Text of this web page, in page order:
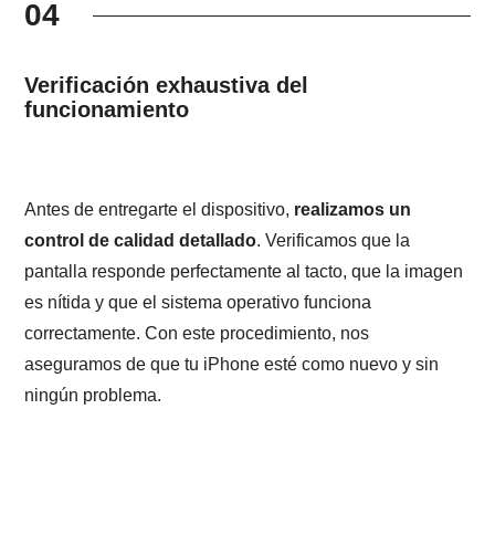
04
Verificación exhaustiva del
funcionamiento
Antes de entregarte el dispositivo, realizamos un
control de calidad detallado. Verificamos que la
pantalla responde perfectamente al tacto, que la imagen
es nítida y que el sistema operativo funciona
correctamente. Con este procedimiento, nos
aseguramos de que tu iPhone esté como nuevo y sin
ningún problema.